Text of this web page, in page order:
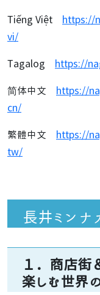
Tiếng Việt https://
vi/
Tagalog https://
简体中文 https://
cn/
繁體中文 https://
tw/
長井ミン
１．商店街
楽しむ世界